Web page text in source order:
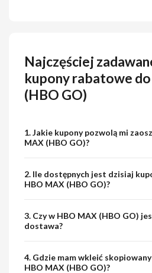
Najczęściej
kupony rabatowe
(HBO GO)
1. Jakie kupony pozwolą mi
MAX (HBO GO)?
2. Ile dostępnych jest dzisiaj
HBO MAX (HBO GO)?
3. Czy w HBO MAX (HBO GO)
dostawa?
4. Gdzie mam wkleić
HBO MAX (HBO GO)?